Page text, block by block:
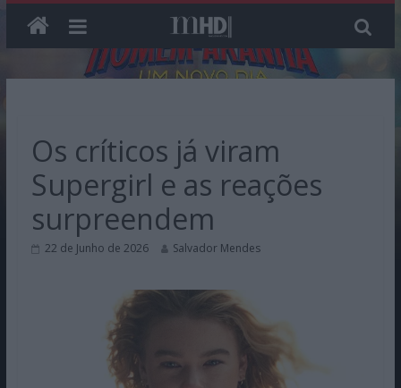
Os críticos já viram
Supergirl e as reações
surpreendem
22 de Junho de 2026 Salvador Mendes